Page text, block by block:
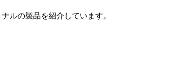
ルの製品を紹介しています。